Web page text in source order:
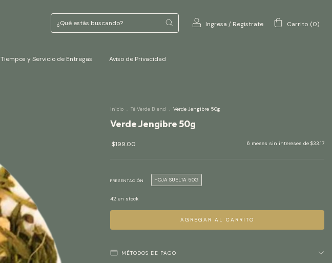
Ingresa / Registrate Carrito (0)
Tiempos y Servicio de Entregas
Aviso de Privacidad
Inicio . Té Verde Blend . Verde Jengibre 50g
Verde Jengibre 50g
$199.00 6 meses sin intereses de $33.17
PRESENTACIÓN HOJA SUELTA 50G
42 en stock
MÉTODOS DE PAGO